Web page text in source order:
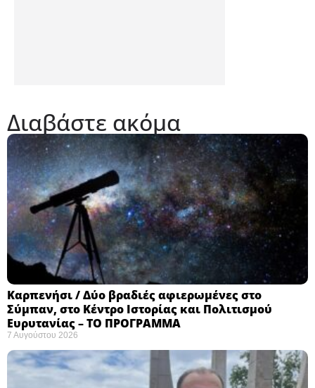
Διαβάστε ακόμα
Καρπενήσι / Δύο βραδιές αφιερωμένες στο
Σύμπαν, στο Κέντρο Ιστορίας και Πολιτισμού
Ευρυτανίας – ΤΟ ΠΡΟΓΡΑΜΜΑ
7 Αυγούστου 2026